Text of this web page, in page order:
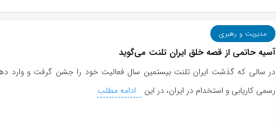
مدیریت و رهبری
آسیه حاتمی از قصه خلق ایران ‌تلنت می‌گوید
در سالی که گذشت ایران تلنت بیستمین سال فعالیت خود را جشن گرفت و وارد
رسمی کاریابی و استخدام در ایران، در این
ادامه مطلب